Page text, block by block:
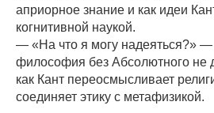
априорное знание и как идеи
когнитивной наукой.
— «На что я могу надеяться?»
философия без Абсолютного не
как Кант переосмысливает
соединяет этику с метафизикой.